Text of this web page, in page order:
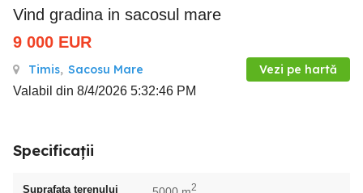
Vind gradina in sacosul mare
9 000 EUR
Timis, Sacosu Mare Vezi pe hartă
Valabil din 8/4/2026 5:32:46 PM
Specificații
Suprafata terenului 2